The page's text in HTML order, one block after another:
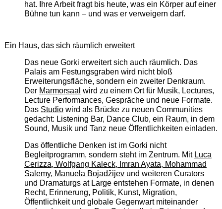
hat. Ihre Arbeit fragt bis heute, was ein Körper auf einer
Bühne tun kann – und was er verweigern darf.
Ein Haus, das sich räumlich erweitert
Das neue Gorki erweitert sich auch räumlich. Das
Palais am Festungsgraben wird nicht bloß
Erweiterungsfläche, sondern ein zweiter Denkraum.
Der Marmorsaal wird zu einem Ort für Musik, Lectures,
Lecture Performances, Gespräche und neue Formate.
Das Studiowird als Brücke zu neuen Communities
gedacht: Listening Bar, Dance Club, ein Raum, in dem
Sound, Musik und Tanz neue Öffentlichkeiten einladen.
Das öffentliche Denken ist im Gorki nicht
Begleitprogramm, sondern steht im Zentrum. Mit Luca
Cerizza, Wolfgang Kaleck, Imran Ayata, Mohammad
Salemy, Manuela Bojadžijevund weiteren Curators
und Dramaturgs at Large entstehen Formate, in denen
Recht, Erinnerung, Politik, Kunst, Migration,
Öffentlichkeit und globale Gegenwart miteinander